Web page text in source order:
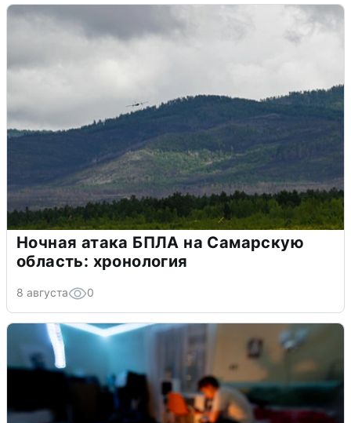
Ночная атака БПЛА на Самарскую
область: хронология
8 августа 0